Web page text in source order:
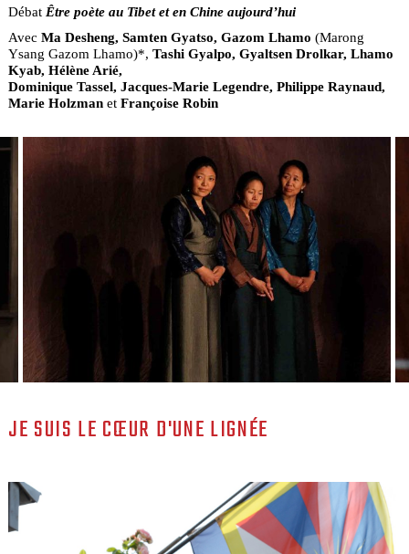
Débat Être poète au Tibet et en Chine aujourd’hui
Avec Ma Desheng, Samten Gyatso, Gazom Lhamo (Marong
Ysang Gazom Lhamo)*, Tashi Gyalpo, Gyaltsen Drolkar, Lhamo
Kyab, Hélène Arié,
Dominique Tassel, Jacques-Marie Legendre, Philippe Raynaud,
Marie Holzmanet Françoise Robin
JE SUIS LE CŒUR D'UNE LIGNÉE